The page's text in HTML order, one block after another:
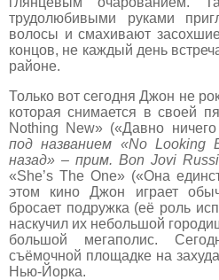
трудолюбивыми руками
волосы и смахивают
концов, не каждый день
районе.
Только вот сегодня Джон не
которая снимается в своей
Nothing New» («Давно ничего
под названием «No Looking
назад» – прим. Bon Jovi
«She’s The One» («Она
этом кино Джон играет
бросает подружка (её роль
наскучил их небольшой
большой мегаполис.
съёмочной площадке на
Нью-Йорка.